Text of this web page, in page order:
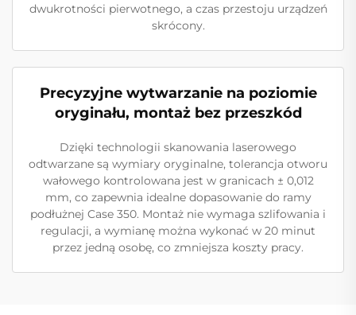
dwukrotności pierwotnego, a czas przestoju urządzeń
skrócony.
Precyzyjne wytwarzanie na poziomie
oryginału, montaż bez przeszkód
Dzięki technologii skanowania laserowego
odtwarzane są wymiary oryginalne, tolerancja otworu
wałowego kontrolowana jest w granicach ± 0,012
mm, co zapewnia idealne dopasowanie do ramy
podłużnej Case 350. Montaż nie wymaga szlifowania i
regulacji, a wymianę można wykonać w 20 minut
przez jedną osobę, co zmniejsza koszty pracy.